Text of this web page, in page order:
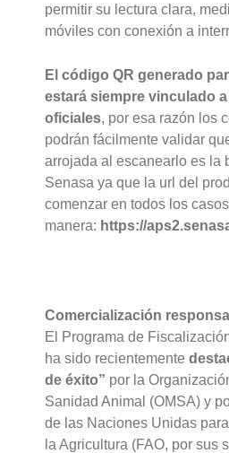
permitir su lectura clara,
móviles con conexión a
El código QR generado
estará siempre vinculado
oficiales, por esa razón los
podrán fácilmente validar
arrojada al escanearlo es la
Senasa ya que la url del
comenzar en todos los
manera: https://
Comercialización
El Programa de
ha sido recientemente
de éxito” por la
Sanidad Animal (OMSA) y
de las Naciones Unidas
la Agricultura (FAO, por sus